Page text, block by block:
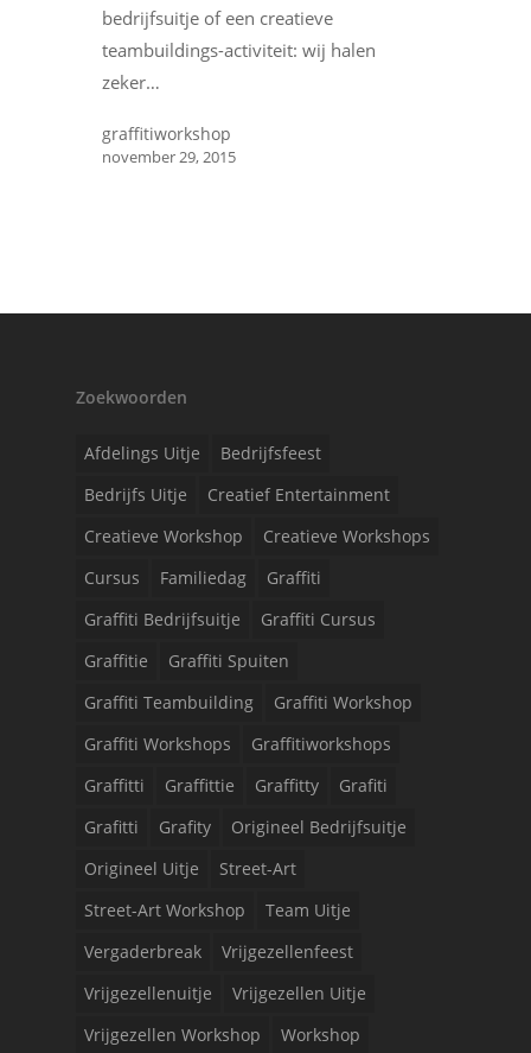
bedrijfsuitje of een creatieve
teambuildings-activiteit: wij halen
zeker…
graffitiworkshop
november 29, 2015
Zoekwoorden
Afdelings Uitje
Bedrijfsfeest
Bedrijfs Uitje
Creatief Entertainment
Creatieve Workshop
Creatieve Workshops
Cursus
Familiedag
Graffiti
Graffiti Bedrijfsuitje
Graffiti Cursus
Graffitie
Graffiti Spuiten
Graffiti Teambuilding
Graffiti Workshop
Graffiti Workshops
Graffitiworkshops
Graffitti
Graffittie Graffitty
Grafiti
Grafitti
Grafity
Origineel Bedrijfsuitje
Origineel Uitje
Street-Art
Street-Art Workshop
Team Uitje
Vergaderbreak
Vrijgezellenfeest
Vrijgezellenuitje
Vrijgezellen Uitje
Vrijgezellen Workshop
Workshop